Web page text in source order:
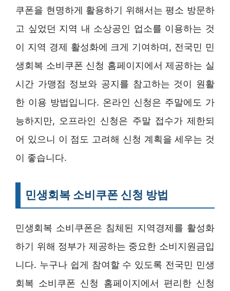
쿠폰을 현명하게 활용하기 위해서는 평소 방문하
고 싶었던 지역 내 소상공인 업소를 이용하는 것
이 지역 경제 활성화에 크게 기여하며, 전국민 민
생회복 소비쿠폰 신청 홈페이지에서 제공하는 실
시간 가맹점 정보와 공지를 참고하는 것이 원활
한 이용 방법입니다. 온라인 신청은 주말에도 가
능하지만, 오프라인 신청은 주말 접수가 제한되
어 있으니 이 점도 고려해 신청 계획을 세우는 것
이 좋습니다.
민생회복 소비쿠폰 신청 방법
민생회복 소비쿠폰은 침체된 지역경제를 활성화
하기 위해 정부가 제공하는 중요한 소비지원금입
니다. 누구나 쉽게 참여할 수 있도록 전국민 민생
회복 소비쿠폰 신청 홈페이지에서 편리한 신청